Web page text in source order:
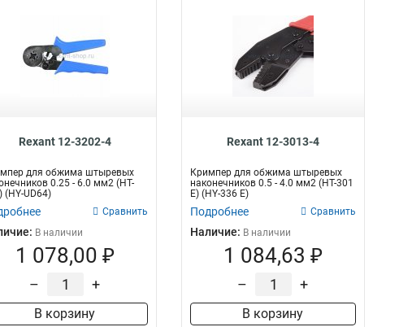
Rexant 12-3202-4
для обжима штыревых
0.25 - 6.0 мм2 (HT-
(HY-UD64)
Сравнить
В наличии
1 078,00 ₽
– +
В корзину
Rexant 12-3013-4
Кримпер для обжима штыревых
наконечников 0.5 - 4.0 мм2 (HT-301
E) (HY-336 E)
Подробнее Сравнить
Наличие: В наличии
1 084,63 ₽
– +
В корзину